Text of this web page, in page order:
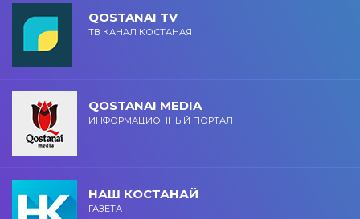
QOSTANAI TV
ТВ КАНАЛ КОСТАНАЯ
QOSTANAI MEDIA
ИНФОРМАЦИОННЫЙ ПОРТАЛ
НАШ КОСТАНАЙ
ГАЗЕТА